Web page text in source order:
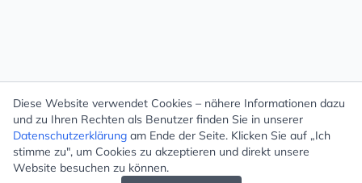
Diese Website verwendet Cookies – nähere Informationen dazu
und zu Ihren Rechten als Benutzer finden Sie in unserer
Datenschutzerklärung am Ende der Seite. Klicken Sie auf „Ich
stimme zu", um Cookies zu akzeptieren und direkt unsere
Website besuchen zu können.